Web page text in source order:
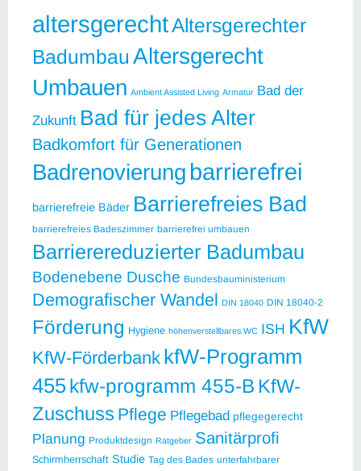
altersgerechtAltersgerechter
Badumbau Altersgerecht
Umbauen Ambient Assisted Living Armatur Bad der
Zukunft Bad für jedes Alter
Badkomfort für Generationen
Badrenovierung barrierefrei
barrierefreie Bäder Barrierefreies Bad
barrierefreies Badeszimmer barrierefrei umbauen
Barrierereduzierter Badumbau
Bodenebene Dusche Bundesbauministerium
Demografischer Wandel DIN 18040 DIN 18040-2
Förderung Hygiene höhenverstellbares WC ISH KfW
KfW-Förderbank kfW-Programm
455kfw-programm 455-B KfW-
Zuschuss Pflege Pflegebad pflegegerecht
Planung Produktdesign Ratgeber Sanitärprofi
Schirmherrschaft Studie Tag des Bades unterfahrbarer